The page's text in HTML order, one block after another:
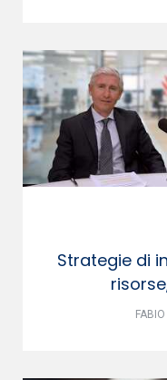
Strategie di